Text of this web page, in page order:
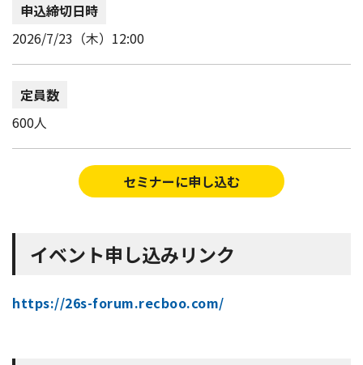
申込締切日時
2026/7/23（木）12:00
定員数
600人
セミナーに申し込む
イベント申し込みリンク
https://26s-forum.recboo.com/